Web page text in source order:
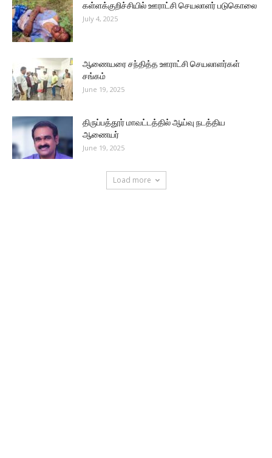
கள்ளக்குறிச்சியில் ஊராட்சி செயலாளர் படுகொலை
July 4, 2025
ஆணையரை சந்தித்த ஊராட்சி செயலாளர்கள்
சங்கம்
June 19, 2025
திருப்பத்தூர் மாவட்டத்தில் ஆய்வு நடத்திய
ஆணையர்
June 19, 2025
Load more